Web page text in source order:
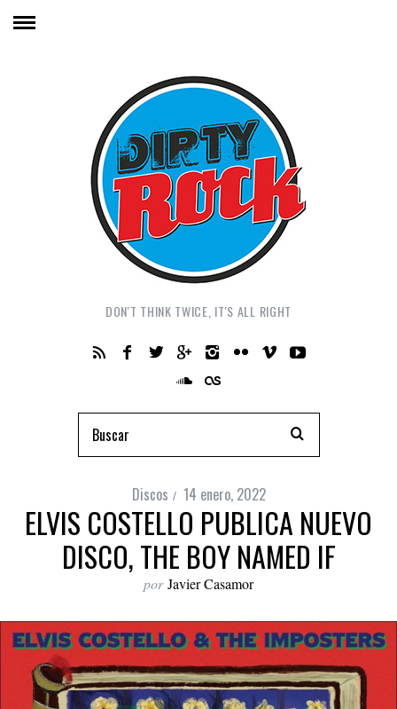
DON'T THINK TWICE, IT'S ALL RIGHT
Discos 14 enero, 2022
ELVIS COSTELLO PUBLICA NUEVO
DISCO, THE BOY NAMED IF
por Javier Casamor